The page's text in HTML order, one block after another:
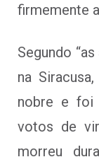
firmemente
Segundo
na
nobre e foi
votos de
morreu